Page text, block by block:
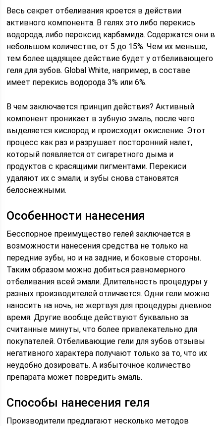
Весь секрет отбеливания кроется в действии
активного компонента. В гелях это либо перекись
водорода, либо пероксид карбамида. Содержатся они в
небольшом количестве, от 5 до 15%. Чем их меньше,
тем более щадящее действие будет у отбеливающего
геля для зубов. Global White, например, в составе
имеет перекись водорода 3% или 6%.
В чем заключается принцип действия? Активный
компонент проникает в зубную эмаль, после чего
выделяется кислород и происходит окисление. Этот
процесс как раз и разрушает посторонний налет,
который появляется от сигаретного дыма и
продуктов с красящими пигментами. Перекиси
удаляют их с эмали, и зубы снова становятся
белоснежными.
Особенности нанесения
Бесспорное преимущество гелей заключается в
возможности нанесения средства не только на
передние зубы, но и на задние, и боковые стороны.
Таким образом можно добиться равномерного
отбеливания всей эмали. Длительность процедуры у
разных производителей отличается. Одни гели можно
наносить на ночь, не жертвуя для процедуры дневное
время. Другие вообще действуют буквально за
считанные минуты, что более привлекательно для
покупателей. Отбеливающие гели для зубов отзывы
негативного характера получают только за то, что их
неудобно дозировать. А избыточное количество
препарата может повредить эмаль.
Способы нанесения геля
Производители предлагают несколько методов